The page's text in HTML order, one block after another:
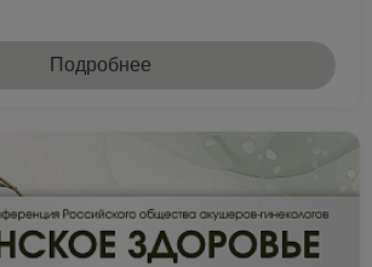
Подробнее